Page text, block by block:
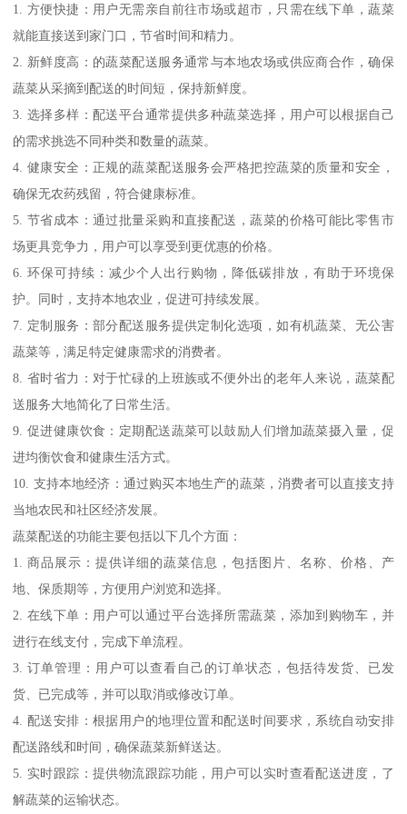
1. 方便快捷：用户无需亲自前往市场或超市，只需在线下单，蔬菜
就能直接送到家门口，节省时间和精力。
2. 新鲜度高：的蔬菜配送服务通常与本地农场或供应商合作，确保
蔬菜从采摘到配送的时间短，保持新鲜度。
3. 选择多样：配送平台通常提供多种蔬菜选择，用户可以根据自己
的需求挑选不同种类和数量的蔬菜。
4. 健康安全：正规的蔬菜配送服务会严格把控蔬菜的质量和安全，
确保无农药残留，符合健康标准。
5. 节省成本：通过批量采购和直接配送，蔬菜的价格可能比零售市
场更具竞争力，用户可以享受到更优惠的价格。
6. 环保可持续：减少个人出行购物，降低碳排放，有助于环境保
护。同时，支持本地农业，促进可持续发展。
7. 定制服务：部分配送服务提供定制化选项，如有机蔬菜、无公害
蔬菜等，满足特定健康需求的消费者。
8. 省时省力：对于忙碌的上班族或不便外出的老年人来说，蔬菜配
送服务大地简化了日常生活。
9. 促进健康饮食：定期配送蔬菜可以鼓励人们增加蔬菜摄入量，促
进均衡饮食和健康生活方式。
10. 支持本地经济：通过购买本地生产的蔬菜，消费者可以直接支持
当地农民和社区经济发展。
蔬菜配送的功能主要包括以下几个方面：
1. 商品展示：提供详细的蔬菜信息，包括图片、名称、价格、产
地、保质期等，方便用户浏览和选择。
2. 在线下单：用户可以通过平台选择所需蔬菜，添加到购物车，并
进行在线支付，完成下单流程。
3. 订单管理：用户可以查看自己的订单状态，包括待发货、已发
货、已完成等，并可以取消或修改订单。
4. 配送安排：根据用户的地理位置和配送时间要求，系统自动安排
配送路线和时间，确保蔬菜新鲜送达。
5. 实时跟踪：提供物流跟踪功能，用户可以实时查看配送进度，了
解蔬菜的运输状态。